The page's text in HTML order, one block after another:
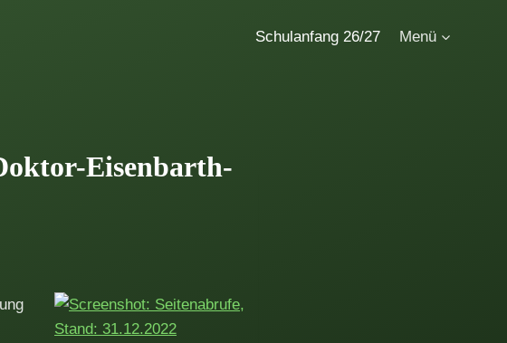
Schulanfang 26/27 Menü
Eisenbarth-